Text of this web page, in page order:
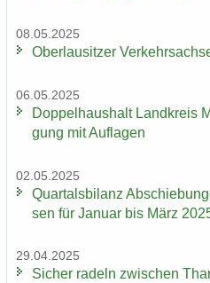
08.05.2025
Ober­lau­sit­zer
06.05.2025
Dop­pel­haus­halt Land­kreis
gung mit Auf­la­gen
02.05.2025
Quar­tals­bi­lanz
sen für Ja­nu­ar bis März
29.04.2025
Si­cher ra­deln zwi­schen